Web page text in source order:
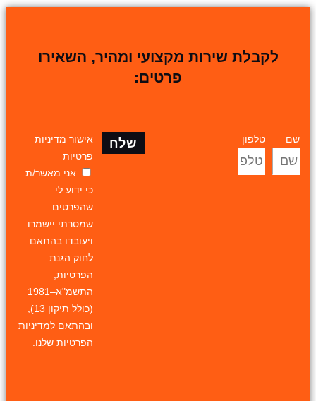
לקבלת שירות מקצועי ומהיר, השאירו
פרטים:
שם טלפון
אישור מדיניות
פרטיות
אני מאשר/ת
כי ידוע לי
שהפרטים
שמסרתי יישמרו
ויעובדו בהתאם
לחוק הגנת
הפרטיות,
התשמ"א–1981
(כולל תיקון 13),
ובהתאם למדיניות
הפרטיות שלנו.
שלח